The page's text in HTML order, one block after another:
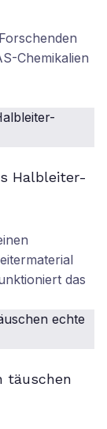
Chemikalien
Halbleiter-
das
täuschen